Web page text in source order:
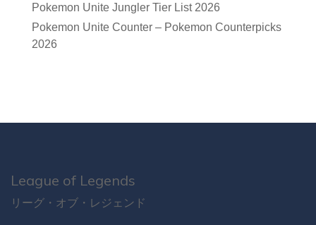
Pokemon Unite Jungler Tier List 2026
Pokemon Unite Counter – Pokemon Counterpicks
2026
League of Legends
リーグ・オブ・レジェンド